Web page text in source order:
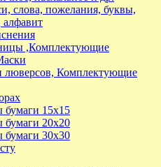
слова, пожелания, буквы,
,Комплектующие
люверсов, Комплектующие
бумаги 15х15
бумаги 20х20
бумаги 30х30